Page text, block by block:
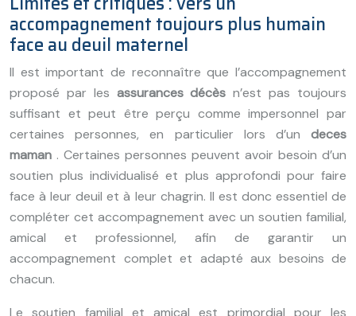
accompagnement toujours plus humain
face au deuil maternel
Il est important de reconnaître que l’accompagnement
proposé par les assurances décèsn’est pas toujours
suffisant et peut être perçu comme impersonnel par
certaines personnes, en particulier lors d’un deces
maman . Certaines personnes peuvent avoir besoin d’un
soutien plus individualisé et plus approfondi pour faire
face à leur deuil et à leur chagrin. Il est donc essentiel de
compléter cet accompagnement avec un soutien familial,
amical et professionnel, afin de garantir un
accompagnement complet et adapté aux besoins de
chacun.